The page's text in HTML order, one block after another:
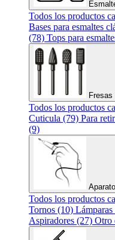
Todos los productos
Bases para esmaltes
(78) Tops para
Fresas
Todos los productos
Cuticula (79) Para
(9)
Todos los productos
Tornos (10)
Aspiradores (27) Otro